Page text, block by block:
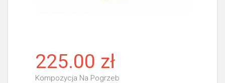
225.00 zł
Kompozycja Na Pogrzeb